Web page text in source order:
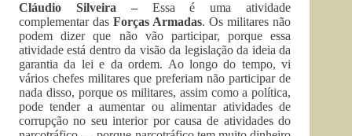
Cláudio Silveira –Essa é uma atividade
complementar dasForças Armadas. Os militares não
podem dizer que não vão participar, porque essa
atividade está dentro da visão da legislação da ideia da
garantia da lei e da ordem. Ao longo do tempo, vi
vários chefes militares que preferiam não participar de
nada disso, porque os militares, assim como a política,
pode tender a aumentar ou alimentar atividades de
corrupção no seu interior por causa de atividades do